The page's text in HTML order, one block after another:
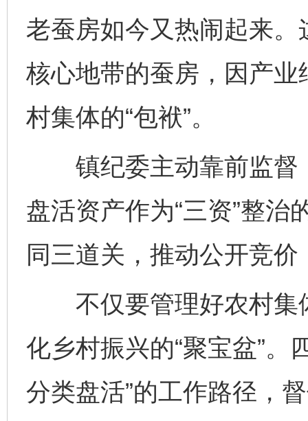
老蚕房如今又热闹起来
核心地带的蚕房，因产
村集体的“包袱”。
镇纪委主动靠前监督
盘活资产作为“三资”整
同三道关，推动公开竞
不仅要管理好农村集体
化乡村振兴的“聚宝盆”。
分类盘活”的工作路径，